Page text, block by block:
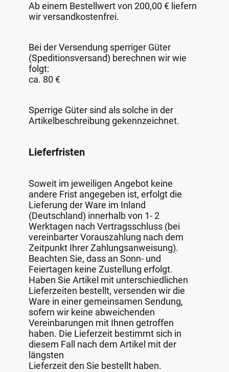
Ab einem Bestellwert von 200,00 € liefern
wir versandkostenfrei.
Bei der Versendung sperriger Güter
(Speditionsversand) berechnen wir wie
folgt:
ca. 80 €
Sperrige Güter sind als solche in der
Artikelbeschreibung gekennzeichnet.
Lieferfristen
Soweit im jeweiligen Angebot keine
andere Frist angegeben ist, erfolgt die
Lieferung der Ware im Inland
(Deutschland) innerhalb von 1- 2
Werktagen nach Vertragsschluss (bei
vereinbarter Vorauszahlung nach dem
Zeitpunkt Ihrer Zahlungsanweisung).
Beachten Sie, dass an Sonn- und
Feiertagen keine Zustellung erfolgt.
Haben Sie Artikel mit unterschiedlichen
Lieferzeiten bestellt, versenden wir die
Ware in einer gemeinsamen Sendung,
sofern wir keine abweichenden
Vereinbarungen mit Ihnen getroffen
haben. Die Lieferzeit bestimmt sich in
diesem Fall nach dem Artikel mit der
längsten
Lieferzeit den Sie bestellt haben.